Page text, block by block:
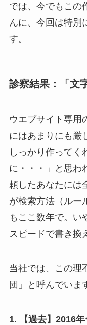
では、今でもこの
んに、今回は特別
す。
診察結果：「文
ウエブサイト専用
にはあまりにも厳
しっかり作ってく
に・・・」と思わ
頼したあなたには
が検索方法（ルー
もここ数年で。い
スピードで書き換
当社では、この理
団」と呼んでいま
1. 【過去】2016